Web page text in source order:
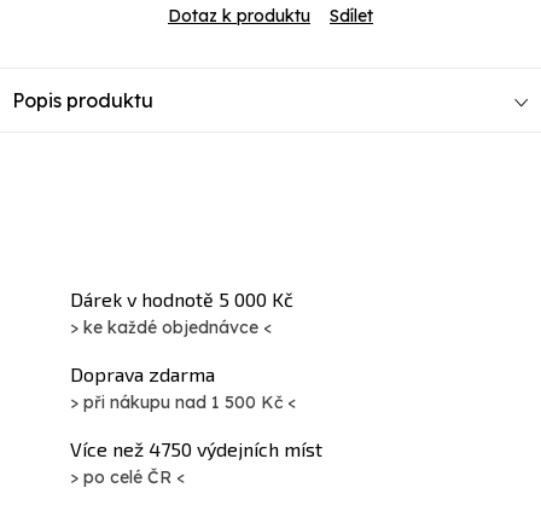
Dotaz k produktu
Sdílet
Popis produktu
Dárek v hodnotě 5 000 Kč
> ke každé objednávce <
Doprava zdarma
> při nákupu nad 1 500 Kč <
Více než 4750 výdejních míst
> po celé ČR <